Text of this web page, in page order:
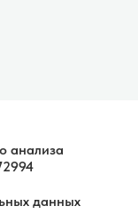
анализа
данных